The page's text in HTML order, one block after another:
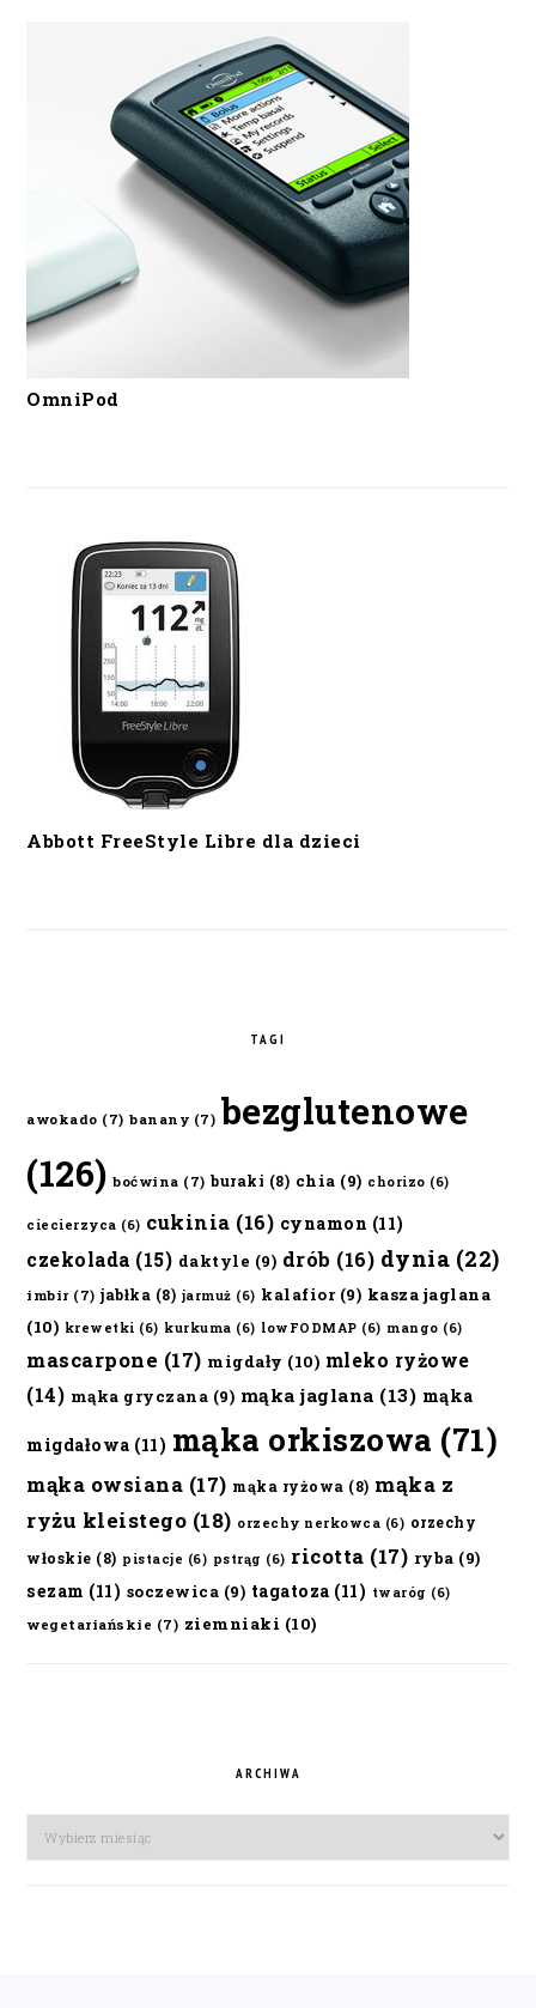
OmniPod
Abbott FreeStyle Libre dla dzieci
TAGI
awokado (7) banany (7) bezglutenowe
(126) boćwina (7) buraki (8) chia (9) chorizo (6)
ciecierzyca (6) cukinia (16) cynamon (11)
czekolada (15) daktyle (9) drób (16) dynia (22)
imbir (7) jabłka (8) jarmuż (6) kalafior(9) kasza jaglana
(10) krewetki (6) kurkuma (6) lowFODMAP (6) mango (6)
mascarpone (17) migdały (10) mleko ryżowe
(14) mąka gryczana (9) mąka jaglana (13) mąka
migdałowa (11) mąka orkiszowa (71)
mąka owsiana (17) mąka ryżowa (8) mąka z
ryżu kleistego (18) orzechy nerkowca (6) orzechy
włoskie (8) pistacje (6) pstrąg (6) ricotta (17) ryba (9)
sezam (11) soczewica (9) tagatoza (11) twaróg (6)
wegetariańskie (7) ziemniaki (10)
ARCHIWA
Archiwa